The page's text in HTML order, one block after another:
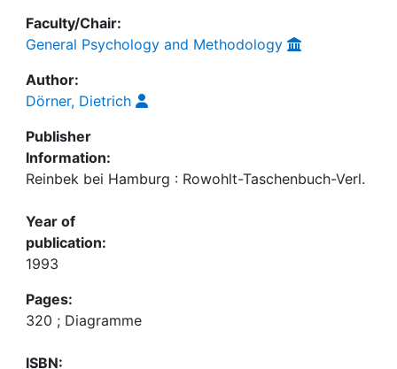
Faculty/Chair:
General Psychology and Methodology
Author:
Dörner, Dietrich
Publisher
Information:
Reinbek bei Hamburg : Rowohlt-Taschenbuch-Verl.
Year of
publication:
1993
Pages:
320 ; Diagramme
ISBN: